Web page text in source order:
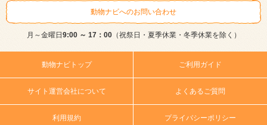
動物ナビへのお問い合わせ
月～金曜日 9:00 ～ 17：00（祝祭日・夏季休業・冬季休業を除く）
動物ナビトップ ご利用ガイド
サイト運営会社について よくあるご質問
利用規約 プライバシーポリシー